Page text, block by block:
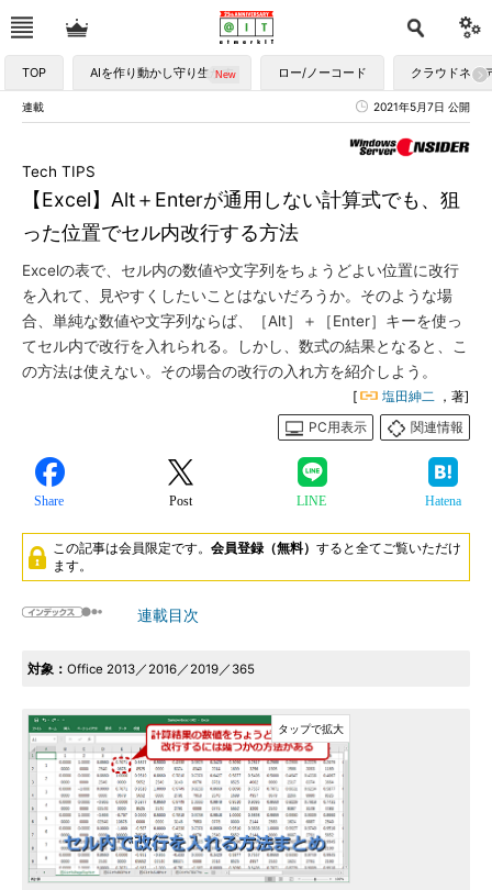
TOP AIを作り動かし守り生かす ロー/ノーコード クラウドネイ
連載 2021年5月7日 公開
【Excel】Alt＋Enterが通用しない計算式でも、狙
った位置でセル内改行する方法
Tech TIPS
Excelの表で、セル内の数値や文字列をちょうどよい位置に改行
を入れて、見やすくしたいことはないだろうか。そのような場
合、単純な数値や文字列ならば、［Alt］＋［Enter］キーを使っ
てセル内で改行を入れられる。しかし、数式の結果となると、こ
の方法は使えない。その場合の改行の入れ方を紹介しよう。
[ 塩田紳二 ，著]
PC用表示
関連情報
Share Post LINE Hatena
この記事は会員限定です。 会員登録（無料） すると全てご覧いただけ
ます。
連載目次
対象： Office 2013／2016／2019／365